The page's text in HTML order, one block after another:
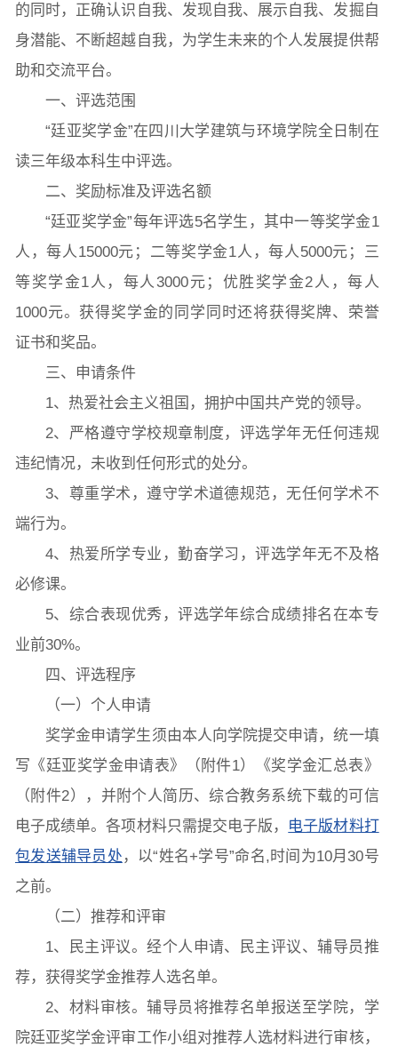
院长致词 学院简介 现任领导 各系介绍
院行政
教学科研岗 行政管理岗
本科教育 研究生教育 继续教育
学生活动 创业就业 奖助学金
常用办公电话 办事流程 材料下载
的同时，正确认识自我、发现自我、展示自我、发掘自
身潜能、不断超越自我，为学生未来的个人发展提供帮
助和交流平台。
一、评选范围
“廷亚奖学金”在四川大学建筑与环境学院全日制在
读三年级本科生中评选。
二、奖励标准及评选名额
“廷亚奖学金”每年评选5名学生，其中一等奖学金1
人，每人15000元；二等奖学金1人，每人5000元；三
等奖学金1人，每人3000元；优胜奖学金2人，每人
1000元。获得奖学金的同学同时还将获得奖牌、荣誉
证书和奖品。
三、申请条件
1、热爱社会主义祖国，拥护中国共产党的领导。
2、严格遵守学校规章制度，评选学年无任何违规
违纪情况，未收到任何形式的处分。
3、尊重学术，遵守学术道德规范，无任何学术不
端行为。
4、热爱所学专业，勤奋学习，评选学年无不及格
必修课。
5、综合表现优秀，评选学年综合成绩排名在本专
业前30%。
四、评选程序
（一）个人申请
奖学金申请学生须由本人向学院提交申请，统一填
写《廷亚奖学金申请表》（附件1）《奖学金汇总表》
（附件2），并附个人简历、综合教务系统下载的可信
电子成绩单。各项材料只需提交电子版， 电子版材料打
包发送辅导员处 ，以“姓名+学号”命名,时间为10月30号
之前。
（二）推荐和评审
1、民主评议。经个人申请、民主评议、辅导员推
荐，获得奖学金推荐人选名单。
2、材料审核。辅导员将推荐名单报送至学院，学
院廷亚奖学金评审工作小组对推荐人选材料进行审核，